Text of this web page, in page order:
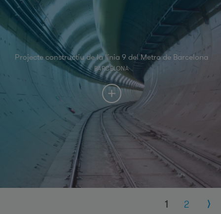
Projecte constructiu de la línia 9 del Metro de Barcelona
BARCELONA
1 2